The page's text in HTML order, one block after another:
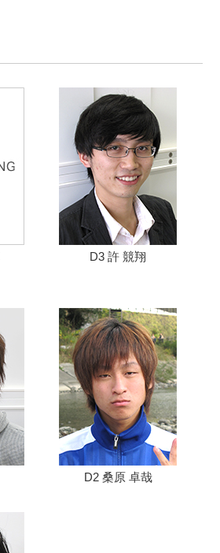
D3 許 競翔
D2 桑原 卓哉